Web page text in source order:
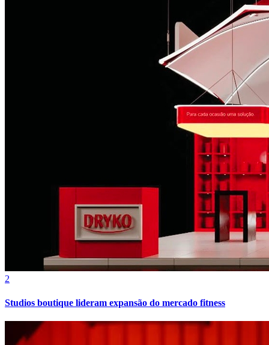
2
Studios boutique lideram expansão do mercado fitness